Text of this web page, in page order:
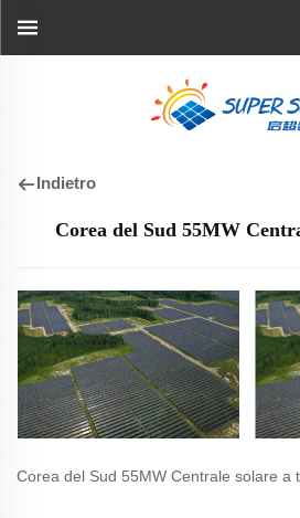
Indietro
Corea del Sud 55MW
Corea del Sud 55MW Centrale solare a